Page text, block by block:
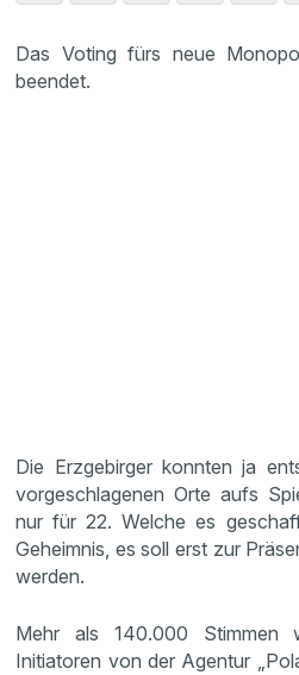
Das Voting fürs neue
beendet.
Die Erzgebirger konnten ja
vorgeschlagenen Orte aufs
nur für 22. Welche es
Geheimnis, es soll erst zur
werden.
Mehr als 140.000 Stimmen
Initiatoren von der Agentur